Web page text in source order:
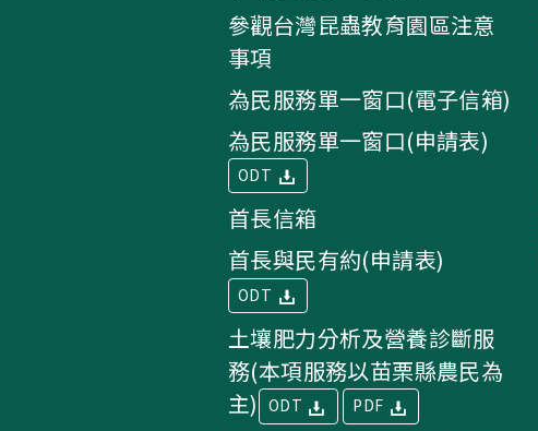
參觀台灣昆蟲教育園區注意
事項
為民服務單一窗口(電子信箱)
為民服務單一窗口(申請表)
ODT
首長信箱
首長與民有約(申請表)
ODT
土壤肥力分析及營養診斷服
務(本項服務以苗栗縣農民為
主) ODT PDF